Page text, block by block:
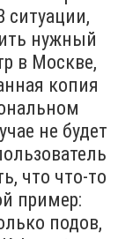
ситуации,
нужный
в Москве,
копия
не будет
что что-то
пример:
подов,